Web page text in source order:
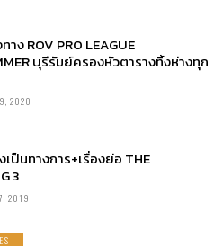
ง ROV PRO LEAGUE
บุรีรัมย์ครองหัวตารางทิ้งห่างทุก
2020
ป็นทางการ+เรื่องย่อ THE
3
2019